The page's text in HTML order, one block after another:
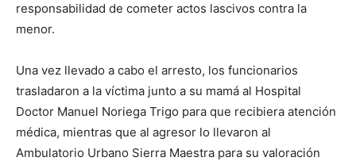
responsabilidad de cometer actos lascivos contra la
menor.
Una vez llevado a cabo el arresto, los funcionarios
trasladaron a la víctima junto a su mamá al Hospital
Doctor Manuel Noriega Trigo para que recibiera atención
médica, mientras que al agresor lo llevaron al
Ambulatorio Urbano Sierra Maestra para su valoración